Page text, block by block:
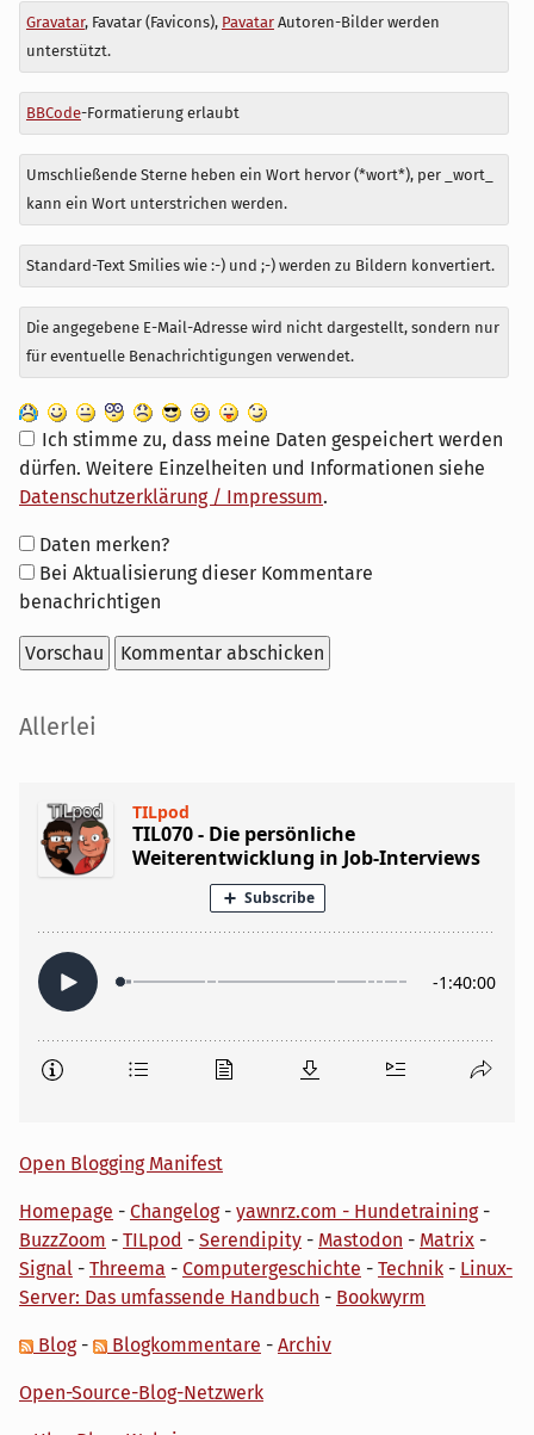
Antwort
zu
Gravatar, Favatar (Favicons), PavatarAutoren-Bilder werden
unterstützt.
BBCode-Formatierung erlaubt
Umschließende Sterne heben ein Wort hervor (*wort*), per _wort_
kann ein Wort unterstrichen werden.
Standard-Text Smilies wie :-) und ;-) werden zu Bildern konvertiert.
Die angegebene E-Mail-Adresse wird nicht dargestellt, sondern nur
für eventuelle Benachrichtigungen verwendet.
Ich stimme zu, dass meine Daten gespeichert werden
dürfen. Weitere Einzelheiten und Informationen siehe
Datenschutzerklärung / Impressum.
Formular-
Optionen
Daten merken?
Bei Aktualisierung dieser Kommentare
benachrichtigen
Seitenleiste
Allerlei
Open Blogging Manifest
Homepage - Changelog- yawnrz.com - Hundetraining-
BuzzZoom - TILpod - Serendipity - Mastodon - Matrix -
Signal - Threema - Computergeschichte - Technik - Linux-
Server: Das umfassende Handbuch - Bookwyrm
Blog- Blogkommentare - Archiv
Open-Source-Blog-Netzwerk